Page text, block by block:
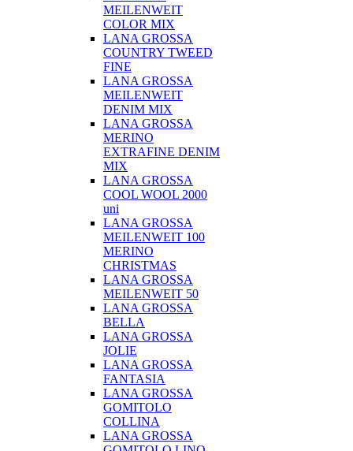
MEILENWEIT
COLOR MIX
LANA GROSSA
COUNTRY TWEED
FINE
LANA GROSSA
MEILENWEIT
DENIM MIX
LANA GROSSA
MERINO
EXTRAFINE DENIM
MIX
LANA GROSSA
COOL WOOL 2000
uni
LANA GROSSA
MEILENWEIT 100
MERINO
CHRISTMAS
LANA GROSSA
MEILENWEIT 50
LANA GROSSA
BELLA
LANA GROSSA
JOLIE
LANA GROSSA
FANTASIA
LANA GROSSA
GOMITOLO
COLLINA
LANA GROSSA